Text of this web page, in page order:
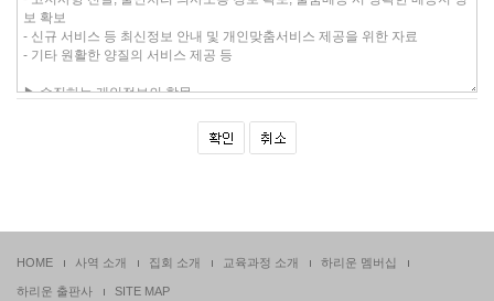
HOME 사역 소개 집회 소개 교육과정 소개 하리운 멤버십
하리운 출판사 SITE MAP